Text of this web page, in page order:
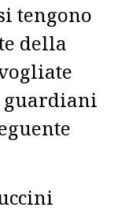
tengono
della
guardiani